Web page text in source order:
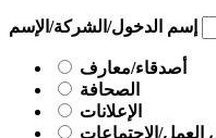
إسم الدخول/الشركة/الإسم
أصدقاء/معارف
الصحافة
الإعلانات
الاجتماعات